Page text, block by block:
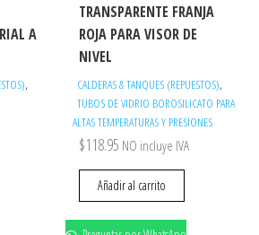
A
,
TRANSPARENTE FRANJA
ROJA PARA VISOR DE
NIVEL
CALDERAS & TANQUES (REPUESTOS),
TUBOS DE VIDRIO BOROSILICATO PARA
ALTAS TEMPERATURAS Y PRESIONES
$118.95 NO incluye IVA
Añadir al carrito